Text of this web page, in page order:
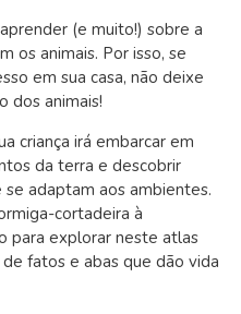
(e muito!) sobre a
os animais. Por isso, se
em sua casa, não deixe
dos animais!
criança irá embarcar em
da terra e descobrir
adaptam aos ambientes.
cortadeira à
para explorar neste atlas
fatos e abas que dão vida